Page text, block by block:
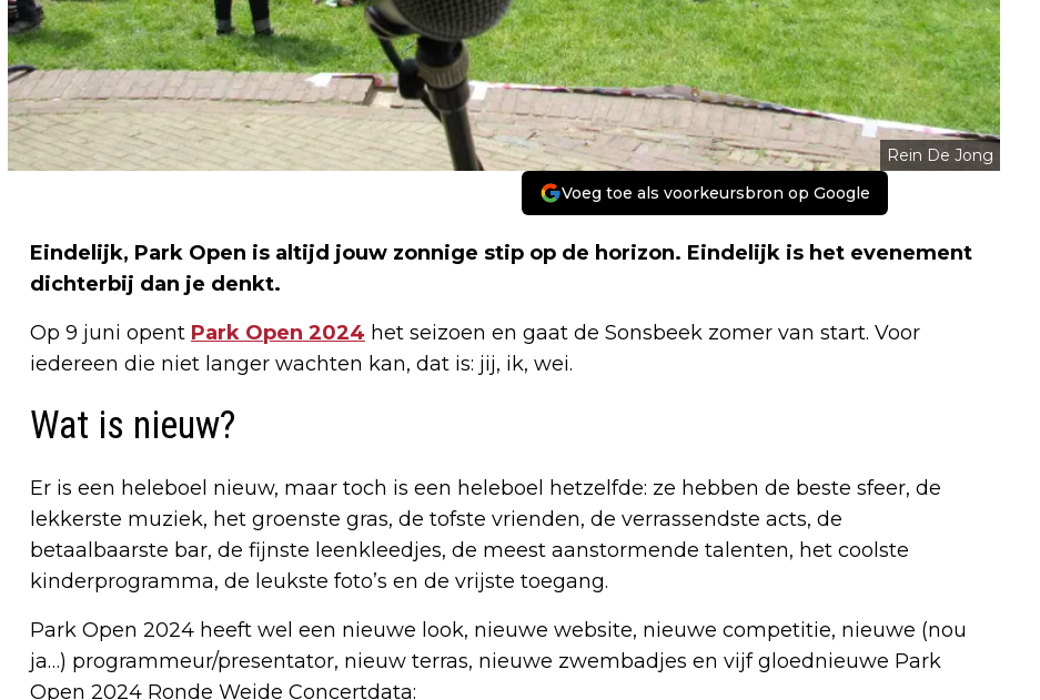
Rein De Jong
Voeg toe als voorkeursbron op Google
Eindelijk, Park Open is altijd jouw zonnige stip op de horizon. Eindelijk is het evenement
dichterbij dan je denkt.
Op 9 juni opent Park Open 2024 het seizoen en gaat de Sonsbeek zomer van start. Voor
iedereen die niet langer wachten kan, dat is: jij, ik, wei.
Wat is nieuw?
Er is een heleboel nieuw, maar toch is een heleboel hetzelfde: ze hebben de beste sfeer, de
lekkerste muziek, het groenste gras, de tofste vrienden, de verrassendste acts, de
betaalbaarste bar, de fijnste leenkleedjes, de meest aanstormende talenten, het coolste
kinderprogramma, de leukste foto’s en de vrijste toegang.
Park Open 2024 heeft wel een nieuwe look, nieuwe website, nieuwe competitie, nieuwe (nou
ja…) programmeur/presentator, nieuw terras, nieuwe zwembadjes en vijf gloednieuwe Park
Open 2024 Ronde Weide Concertdata: